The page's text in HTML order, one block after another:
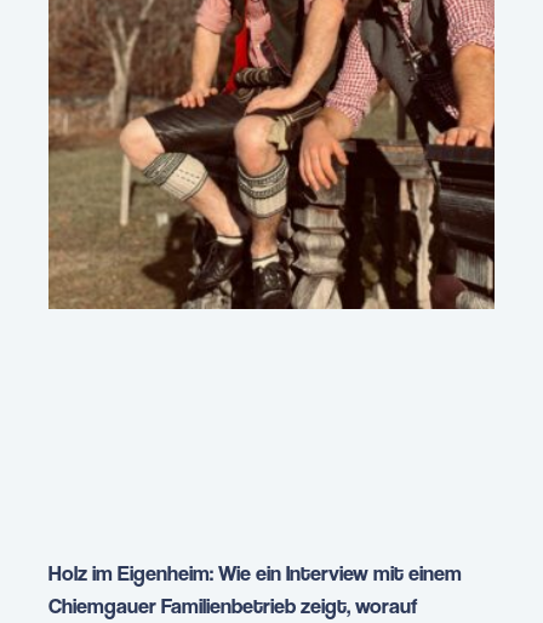
Holz im Eigenheim: Wie ein Interview mit einem
Chiemgauer Familienbetrieb zeigt, worauf